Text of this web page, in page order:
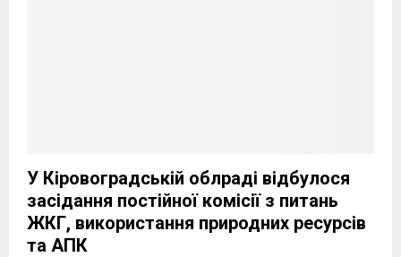
У Кіровоградській облраді відбулося
засідання постійної комісії з питань
ЖКГ, використання природних ресурсів
та АПК